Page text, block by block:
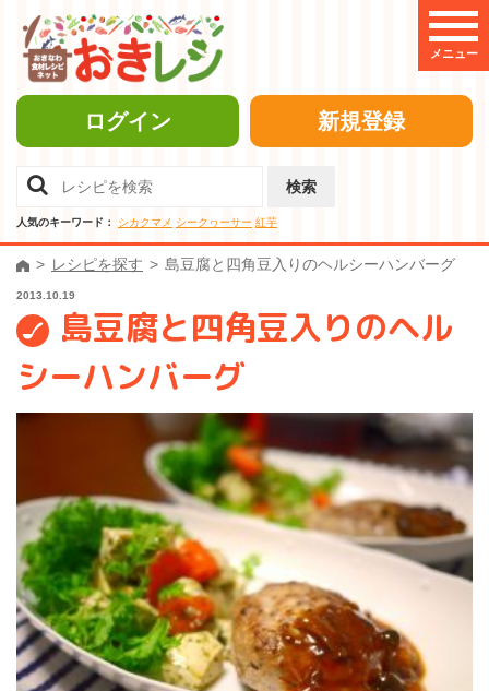
メニュー
ログイン 新規登録
検索
人気のキーワード： シカクマメ シークヮーサー 紅芋
レシピを探す 島豆腐と四角豆入りのヘルシーハンバーグ
2013.10.19
島豆腐と四角豆入りのヘル
シーハンバーグ